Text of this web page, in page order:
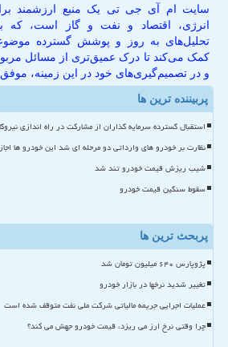
سایت ام آی جی تی یک منبع ارزشمند
انرژی، اقتصاد و نفت و گاز است، که
تحلیل‌های به روز و پوشش گسترده
کمک می‌کند تا درک عمیق‌تری از مسائل
و در تصمیم‌گیری‌های خود در این زمینه،
پربیننده ترین ها
استقبال گسترده سرمایه گذاران از مشارکت در راه اندازی
نظارت بر خودرو های وارداتی دو مرحله ای شد این خودرو ها
شیب ریزش قیمت خودرو تند شد
سقوط سنگین قیمت خودرو
پربحث ترین ها
پژوپارس ۶۴۰ میلیون تومان شد
تغییر شدید نرخها در بازار خودرو
عملیات اجرایی جریمه مالیاتی شرکت ملی نفت متوقف شده است
چرا وقتی نرخ ارز می ریزد، قیمت خودرو جهش می کند؟